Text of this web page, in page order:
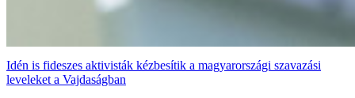
Idén is fideszes aktivisták kézbesítik a magyarországi szavazási
leveleket a Vajdaságban